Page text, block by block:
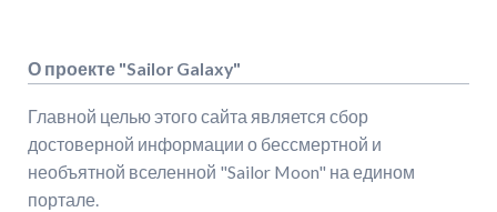
О проекте "Sailor Galaxy"
Главной целью этого сайта является сбор
достоверной информации о бессмертной и
необъятной вселенной "Sailor Moon" на едином
портале.